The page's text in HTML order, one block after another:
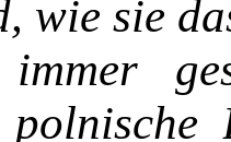
wie sie
polnische